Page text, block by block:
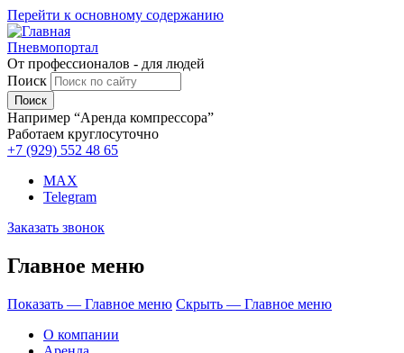
Перейти к основному содержанию
Пневмопортал
От профессионалов - для людей
Поиск
Например “Аренда компрессора”
Работаем круглосуточно
+7 (929) 552 48 65
MAX
Telegram
Заказать звонок
Главное меню
Показать — Главное меню Скрыть — Главное меню
О компании